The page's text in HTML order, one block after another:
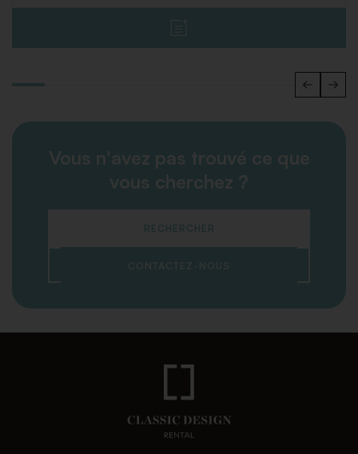
Vous n'avez pas trouvé ce que
vous cherchez ?
RECHERCHER
CONTACTEZ-NOUS